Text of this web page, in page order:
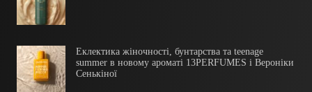
Еклектика жіночності, бунтарства та teenage
summer в новому ароматі 13PERFUMES і Вероніки
Сенькіної